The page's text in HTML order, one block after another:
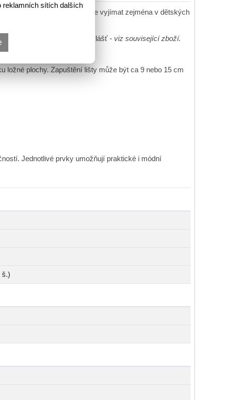
klidný spánek. Postel se bude vyjímat zejména v dětských
a je nutné dokoupení zvlášť - viz související zboží.
ložné plochy. Zapuštění lišty může být ca 9 nebo 15 cm
Jednotlivé prvky umožňují praktické i módní
š.)
reklamních sítích dalších